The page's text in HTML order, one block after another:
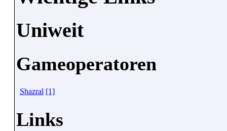
Uniweit
Gameoperatoren
Shazral [1]
Links